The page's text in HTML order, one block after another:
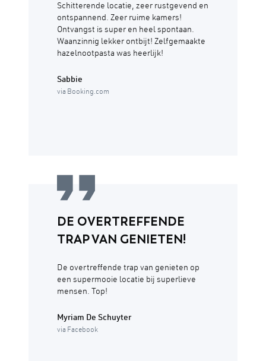
Schitterende locatie, zeer rustgevend en
ontspannend. Zeer ruime kamers!
Ontvangst is super en heel spontaan.
Waanzinnig lekker ontbijt! Zelfgemaakte
hazelnootpasta was heerlijk!
Sabbie
via Booking.com
DE OVERTREFFENDE
TRAP VAN GENIETEN!
De overtreffende trap van genieten op
een supermooie locatie bij superlieve
mensen. Top!
Myriam De Schuyter
via Facebook